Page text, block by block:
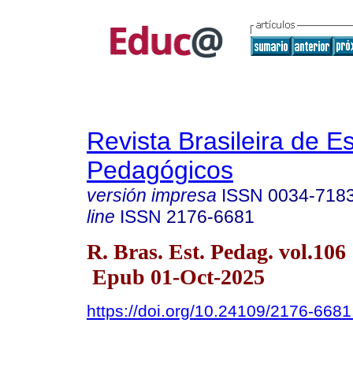
Revista Brasileira de
Pedagógicos
versión impresa ISSN 0034-
line ISSN 2176-6681
R. Bras. Est. Pedag.
Epub 01-Oct-2025
https://doi.org/10.24109/2176-